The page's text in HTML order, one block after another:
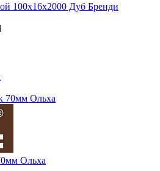
100x16х2000 Дуб Бренди
Ольха